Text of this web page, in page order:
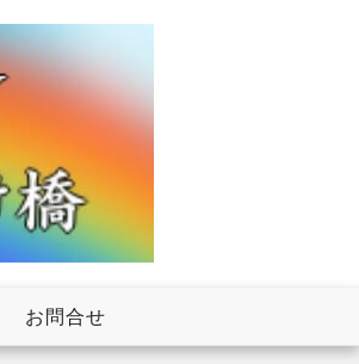
お問合せ